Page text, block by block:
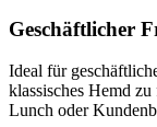
Geschäftlicher
Ideal für
klassisches Hemd
Lunch oder